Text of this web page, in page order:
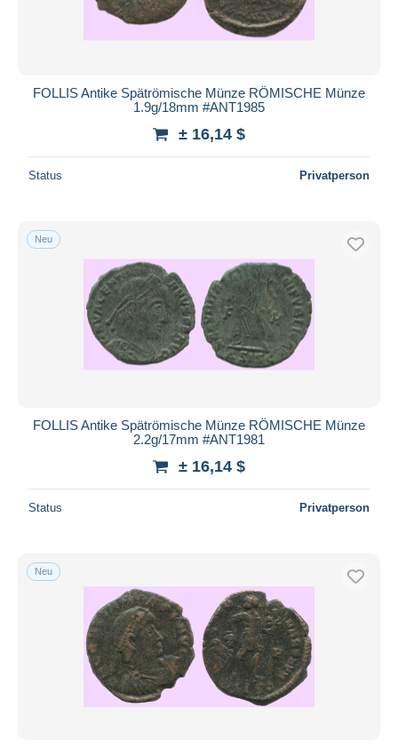
FOLLIS Antike Spätrömische Münze RÖMISCHE Münze
1.9g/18mm #ANT1985
± 16,14 $
Status Privatperson
Neu
FOLLIS Antike Spätrömische Münze RÖMISCHE Münze
2.2g/17mm #ANT1981
± 16,14 $
Status Privatperson
Neu